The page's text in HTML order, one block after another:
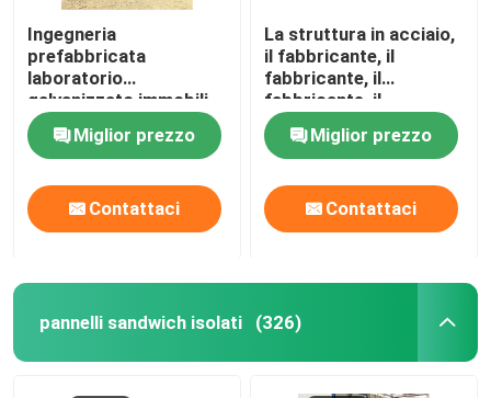
Ingegneria
prefabbricata
laboratorio
galvanizzato immobili
di magazzino di acciaio
progettazione
Miglior prezzo
Contattaci
La struttura in acciaio,
il fabbricante, il
fabbricante, il
fabbricante, il
fabbricante
Miglior prezzo
Contattaci
pannelli sandwich isolati (326)